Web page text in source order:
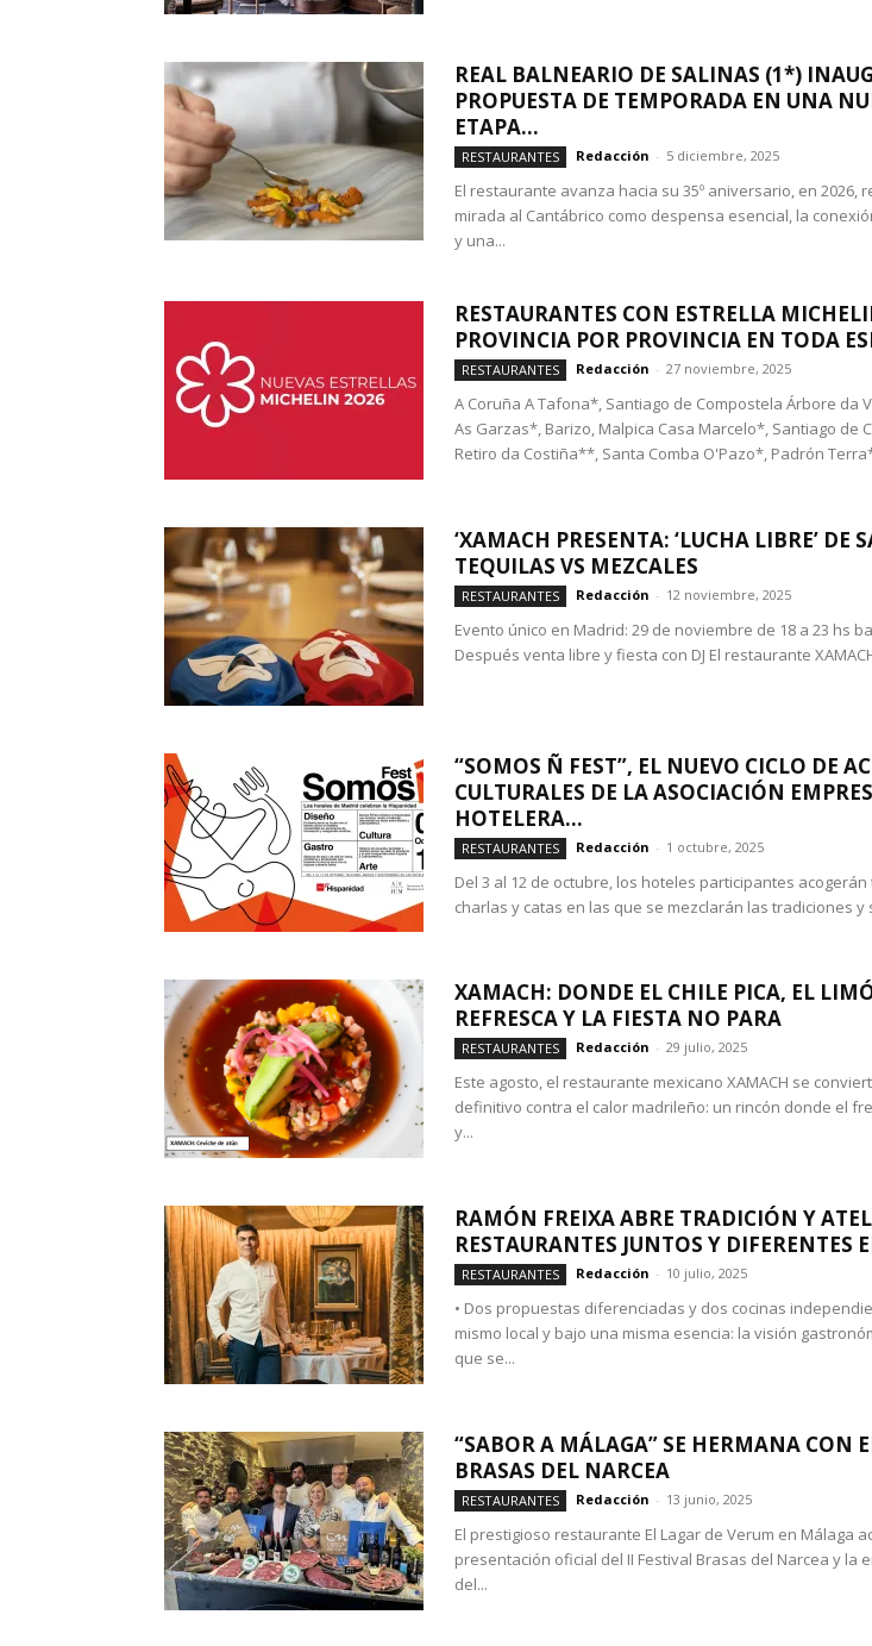
REAL BALNEARIO DE SALINAS (1*)
PROPUESTA DE TEMPORADA EN UNA
ETAPA...
RESTAURANTES Redacción - 5 diciembre, 2025
El restaurante avanza hacia su 35º aniversario, en 2026,
mirada al Cantábrico como despensa esencial, la
y una...
RESTAURANTES CON ESTRELLA
PROVINCIA POR PROVINCIA EN TODA
RESTAURANTES Redacción - 27 noviembre, 2025
A Coruña A Tafona*, Santiago de Compostela Árbore da
As Garzas*, Barizo, Malpica Casa Marcelo*, Santiago de
Retiro da Costiña**, Santa Comba O'Pazo*, Padrón
‘XAMACH PRESENTA: ‘LUCHA LIBRE’ DE
TEQUILAS VS MEZCALES
RESTAURANTES Redacción - 12 noviembre, 2025
Evento único en Madrid: 29 de noviembre de 18 a 23 hs
Después venta libre y fiesta con DJ El restaurante
“SOMOS Ñ FEST”, EL NUEVO CICLO DE
CULTURALES DE LA ASOCIACIÓN
HOTELERA...
RESTAURANTES Redacción - 1 octubre, 2025
Del 3 al 12 de octubre, los hoteles participantes
charlas y catas en las que se mezclarán las tradiciones y
XAMACH: DONDE EL CHILE PICA, EL
REFRESCA Y LA FIESTA NO PARA
RESTAURANTES Redacción - 29 julio, 2025
Este agosto, el restaurante mexicano XAMACH se
definitivo contra el calor madrileño: un rincón donde el
y...
RAMÓN FREIXA ABRE TRADICIÓN Y
RESTAURANTES JUNTOS Y DIFERENTES
RESTAURANTES Redacción - 10 julio, 2025
• Dos propuestas diferenciadas y dos cocinas
mismo local y bajo una misma esencia: la visión
que se...
“SABOR A MÁLAGA” SE HERMANA CON
BRASAS DEL NARCEA
RESTAURANTES Redacción - 13 junio, 2025
El prestigioso restaurante El Lagar de Verum en Málaga
presentación oficial del II Festival Brasas del Narcea y la
del...